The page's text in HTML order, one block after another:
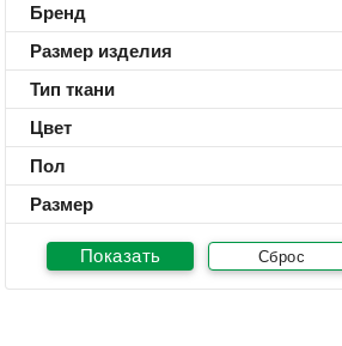
Бренд
Размер изделия
Тип ткани
Цвет
Пол
Размер
Сброс